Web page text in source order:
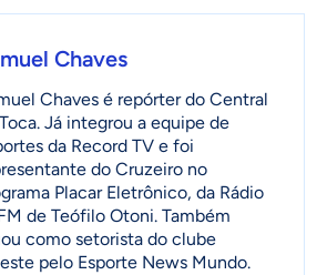
Chaves
Chaves é repórter do Central
Já integrou a equipe de
da Record TV e foi
do Cruzeiro no
Placar Eletrônico, da Rádio
de Teófilo Otoni. Também
como setorista do clube
pelo Esporte News Mundo.